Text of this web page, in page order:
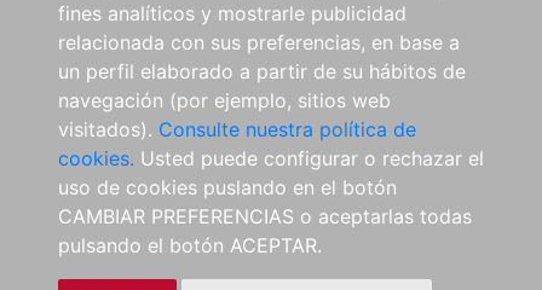
fines analíticos y mostrarle publicidad
relacionada con sus preferencias, en base a
un perfil elaborado a partir de su hábitos de
navegación (por ejemplo, sitios web
visitados). Consulte nuestra política de
cookies. Usted puede configurar o rechazar el
uso de cookies puslando en el botón
CAMBIAR PREFERENCIAS o aceptarlas todas
pulsando el botón ACEPTAR.